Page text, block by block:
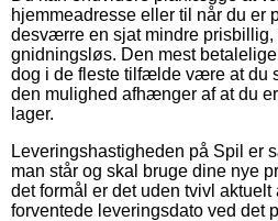
hjemmeadresse eller til når du er
desværre en sjat mindre prisbillig,
gnidningsløs. Den mest
dog i de fleste tilfælde være at du
den mulighed afhænger af at du
lager.
Leveringshastigheden på Spil er
man står og skal bruge dine nye
det formål er det uden tvivl aktuelt
forventede leveringsdato ved det